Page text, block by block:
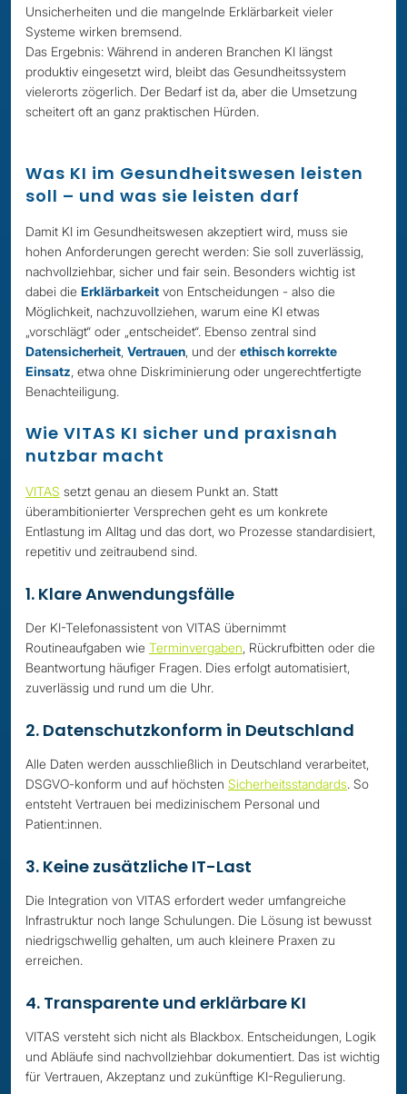
Unsicherheiten und die mangelnde Erklärbarkeit vieler
Systeme wirken bremsend.
Das Ergebnis: Während in anderen Branchen KI längst
produktiv eingesetzt wird, bleibt das Gesundheitssystem
vielerorts zögerlich. Der Bedarf ist da, aber die Umsetzung
scheitert oft an ganz praktischen Hürden.
Was KI im Gesundheitswesen leisten
soll – und was sie leisten darf
Damit KI im Gesundheitswesen akzeptiert wird, muss sie
hohen Anforderungen gerecht werden: Sie soll zuverlässig,
nachvollziehbar, sicher und fair sein. Besonders wichtig ist
dabei die Erklärbarkeit von Entscheidungen - also die
Möglichkeit, nachzuvollziehen, warum eine KI etwas
„vorschlägt“ oder „entscheidet“. Ebenso zentral sind
Datensicherheit, Vertrauen, und der ethisch korrekte
Einsatz, etwa ohne Diskriminierung oder ungerechtfertigte
Benachteiligung.
Wie VITAS KI sicher und praxisnah
nutzbar macht
VITAS setzt genau an diesem Punkt an. Statt
überambitionierter Versprechen geht es um konkrete
Entlastung im Alltag und das dort, wo Prozesse standardisiert,
repetitiv und zeitraubend sind.
1. Klare Anwendungsfälle
Der KI-Telefonassistent von VITAS übernimmt
Routineaufgaben wie Terminvergaben, Rückrufbitten oder die
Beantwortung häufiger Fragen. Dies erfolgt automatisiert,
zuverlässig und rund um die Uhr.
2. Datenschutzkonform in Deutschland
Alle Daten werden ausschließlich in Deutschland verarbeitet,
DSGVO-konform und auf höchsten Sicherheitsstandards. So
entsteht Vertrauen bei medizinischem Personal und
Patient:innen.
3. Keine zusätzliche IT-Last
Die Integration von VITAS erfordert weder umfangreiche
Infrastruktur noch lange Schulungen. Die Lösung ist bewusst
niedrigschwellig gehalten, um auch kleinere Praxen zu
erreichen.
4. Transparente und erklärbare KI
VITAS versteht sich nicht als Blackbox. Entscheidungen, Logik
und Abläufe sind nachvollziehbar dokumentiert. Das ist wichtig
für Vertrauen, Akzeptanz und zukünftige KI-Regulierung.